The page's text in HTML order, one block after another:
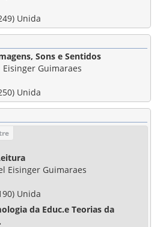
Unida
Sons e Sentidos
Eisinger Guimaraes
Unida
Eisinger Guimaraes
Unida
da Educ.e Teorias da